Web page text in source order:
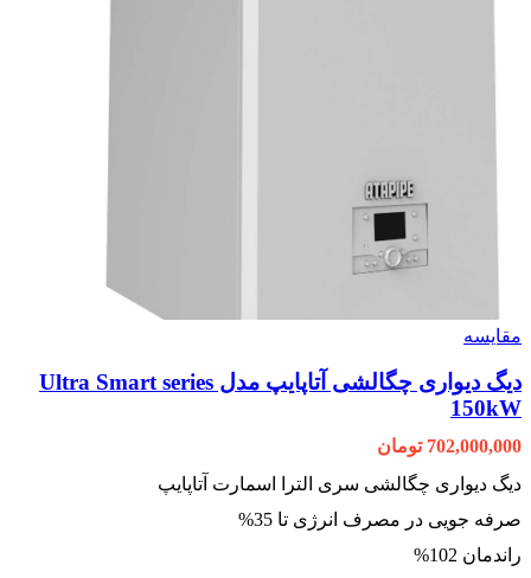
مقایسه
دیگ دیواری چگالشی آتاپایپ مدل Ultra Smart series
150kW
702,000,000 تومان
دیگ دیواری چگالشی سری الترا اسمارت آتاپایپ
صرفه جویی در مصرف انرژی تا 35%
راندمان 102%